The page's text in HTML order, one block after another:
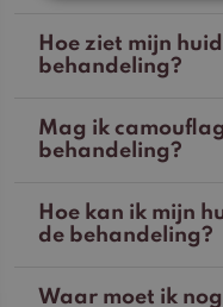
Hoe ziet mijn
behandeling?
Mag ik
behandeling?
Hoe kan ik mijn
de behandeling?
Waar moet ik